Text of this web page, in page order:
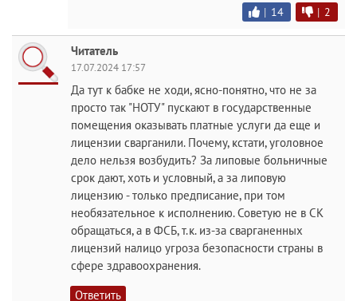
| 14 | 2
Читатель
17.07.2024 17:57
Да тут к бабке не ходи, ясно-понятно, что не за
просто так "НОТУ" пускают в государственные
помещения оказывать платные услуги да еще и
лицензии сварганили. Почему, кстати, уголовное
дело нельзя возбудить? За липовые больничные
срок дают, хоть и условный, а за липовую
лицензию - только предписание, при том
необязательное к исполнению. Советую не в СК
обращаться, а в ФСБ, т.к. из-за сварганенных
лицензий налицо угроза безопасности страны в
сфере здравоохранения.
Ответить